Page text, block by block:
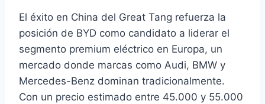
El éxito en China del Great Tang refuerza la
posición de BYD como candidato a liderar el
segmento premium eléctrico en Europa, un
mercado donde marcas como Audi, BMW y
Mercedes-Benz dominan tradicionalmente.
Con un precio estimado entre 45.000 y 55.000